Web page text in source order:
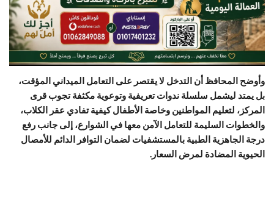
وأوضح المحافظ أن التدخل لا يقتصر على التعامل الميداني المؤقت،
بل يمتد ليشمل سلسلة ندوات تعريفية وتوعوية مكثفة تجوب قرى
المركز، لتعليم المواطنين وخاصة الأطفال كيفية تفادي عقر الكلاب،
والخطوات السليمة للتعامل الآمن معها في الشوارع، إلى جانب رفع
درجة الجاهزية الطبية بالمستشفيات لضمان التوافر الدائم للأمصال
الحيوية المضادة لمرض السعار.